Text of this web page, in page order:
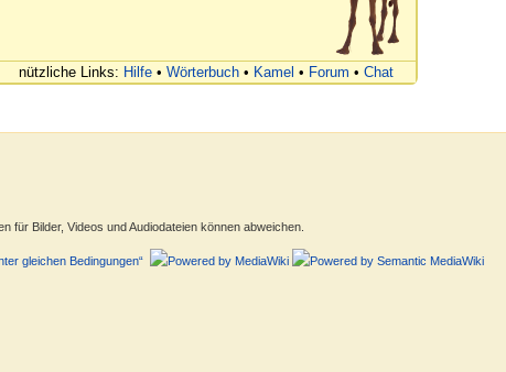
nützliche Links: Hilfe • Wörterbuch • Kamel • Forum • Chat
für Bilder, Videos und Audiodateien können abweichen.